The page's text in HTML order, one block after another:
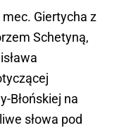
Giertycha z
Schetyną,
Błońskiej na
słowa pod